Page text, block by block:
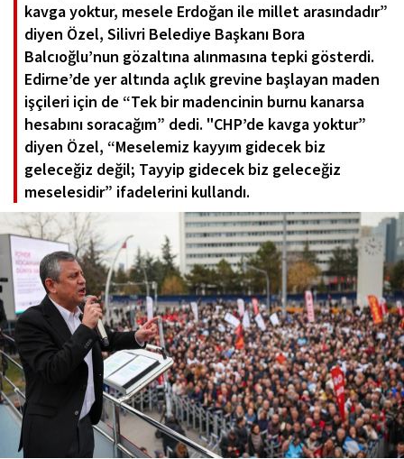
kavga yoktur, mesele Erdoğan ile millet arasındadır”
diyen Özel, Silivri Belediye Başkanı Bora
Balcıoğlu’nun gözaltına alınmasına tepki gösterdi.
Edirne’de yer altında açlık grevine başlayan maden
işçileri için de “Tek bir madencinin burnu kanarsa
hesabını soracağım” dedi. "CHP’de kavga yoktur”
diyen Özel, “Meselemiz kayyım gidecek biz
geleceğiz değil; Tayyip gidecek biz geleceğiz
meselesidir” ifadelerini kullandı.